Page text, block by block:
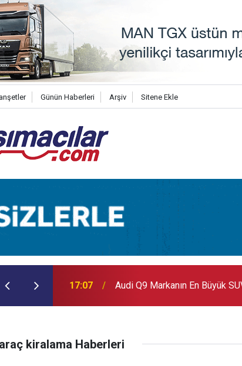
Günün Haberleri Arşiv Sitene Ekle
17:07 Audi Q9 Markanın En Büyük
kiralama Haberleri